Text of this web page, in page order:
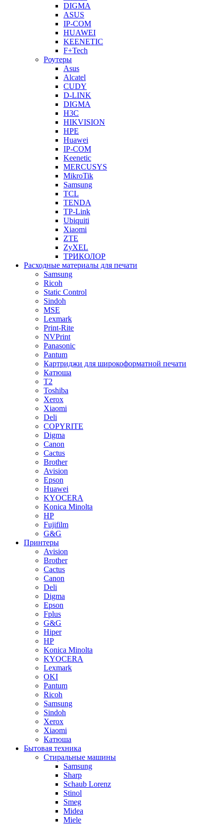
DIGMA
ASUS
IP-COM
HUAWEI
KEENETIC
F+Tech
Роутеры
Asus
Alcatel
CUDY
D-LINK
DIGMA
H3C
HIKVISION
HPE
Huawei
IP-COM
Keenetic
MERCUSYS
MikroTik
Samsung
TCL
TENDA
TP-Link
Ubiquiti
Xiaomi
ZTE
ZyXEL
ТРИКОЛОР
Расходные материалы для печати
Samsung
Ricoh
Static Control
Sindoh
MSE
Lexmark
Print-Rite
NVPrint
Panasonic
Pantum
Картриджи для широкоформатной печати
Катюша
T2
Toshiba
Xerox
Xiaomi
Deli
COPYRITE
Digma
Canon
Cactus
Brother
Avision
Epson
Huawei
KYOCERA
Konica Minolta
HP
Fujifilm
G&G
Принтеры
Avision
Brother
Cactus
Canon
Deli
Digma
Epson
Fplus
G&G
Hiper
HP
Konica Minolta
KYOCERA
Lexmark
OKI
Pantum
Ricoh
Samsung
Sindoh
Xerox
Xiaomi
Катюша
Бытовая техника
Стиральные машины
Samsung
Sharp
Schaub Lorenz
Stinol
Smeg
Midea
Miele